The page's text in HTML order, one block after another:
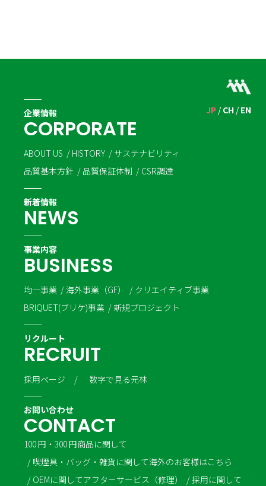
JP CH EN
企業情報
CORPORATE
ABOUT US HISTORY
サステナビリティ
品質基本方針
品質保証体制 CSR調達
新着情報
NEWS
事業内容
BUSINESS
均一事業 海外事業（GF）
クリエイティブ事業
BRIQUET(ブリケ)事業
新規プロジェクト
リクルート
RECRUIT
採用ページ 数字で見る元林
お問い合わせ
CONTACT
100 円・300 円商品に関して
喫煙具・バッグ・雑貨に関して海外のお客様はこちら
OEMに関してアフターサービス（修理）
採用に関して